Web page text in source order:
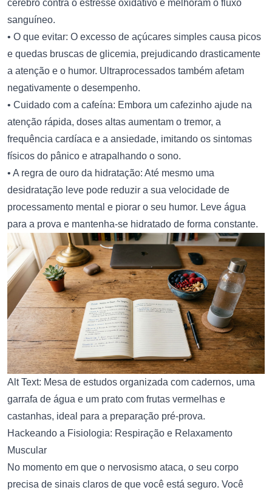
cérebro contra o estresse oxidativo e melhoram o fluxo
sanguíneo.
• O que evitar: O excesso de açúcares simples causa picos
e quedas bruscas de glicemia, prejudicando drasticamente
a atenção e o humor. Ultraprocessados também afetam
negativamente o desempenho.
• Cuidado com a cafeína: Embora um cafezinho ajude na
atenção rápida, doses altas aumentam o tremor, a
frequência cardíaca e a ansiedade, imitando os sintomas
físicos do pânico e atrapalhando o sono.
• A regra de ouro da hidratação: Até mesmo uma
desidratação leve pode reduzir a sua velocidade de
processamento mental e piorar o seu humor. Leve água
para a prova e mantenha-se hidratado de forma constante.
Alt Text: Mesa de estudos organizada com cadernos, uma
garrafa de água e um prato com frutas vermelhas e
castanhas, ideal para a preparação pré-prova.
Hackeando a Fisiologia: Respiração e Relaxamento
Muscular
No momento em que o nervosismo ataca, o seu corpo
precisa de sinais claros de que você está seguro. Você